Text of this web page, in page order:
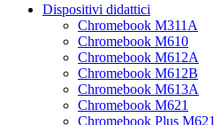
Dispositivi didattici
Chromebook M311A
Chromebook M610
Chromebook M612A
Chromebook M612B
Chromebook M613A
Chromebook M621
Chromebook Plus M621